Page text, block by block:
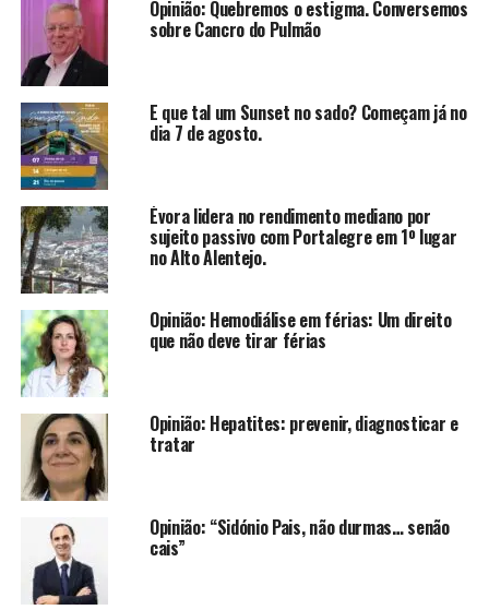
Opinião: Quebremos o estigma. Conversemos
sobre Cancro do Pulmão
E que tal um Sunset no sado? Começam já no
dia 7 de agosto.
Évora lidera no rendimento mediano por
sujeito passivo com Portalegre em 1º lugar
no Alto Alentejo.
Opinião: Hemodiálise em férias: Um direito
que não deve tirar férias
Opinião: Hepatites: prevenir, diagnosticar e
tratar
Opinião: “Sidónio Pais, não durmas… senão
cais”